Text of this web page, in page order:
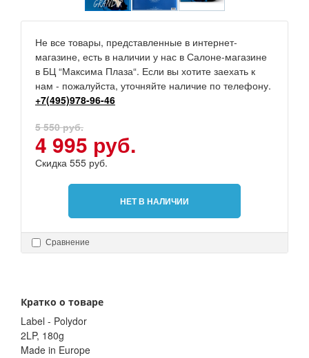
Не все товары, представленные в интернет-
магазине, есть в наличии у нас в Салоне-магазине
в БЦ “Максима Плаза“. Если вы хотите заехать к
нам - пожалуйста, уточняйте наличие по телефону.
+7(495)978-96-46
5 550 руб.
4 995 руб.
Скидка 555 руб.
НЕТ В НАЛИЧИИ
Сравнение
Кратко о товаре
Label - Polydor
2LP, 180g
Made in Europe